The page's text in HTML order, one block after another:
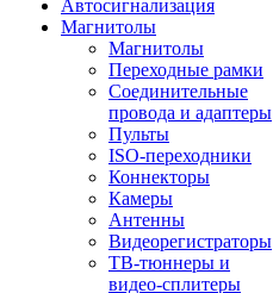
Автосигнализация
Магнитолы
Магнитолы
Переходные рамки
Соединительные
провода и адаптеры
Пульты
ISO-переходники
Коннекторы
Камеры
Антенны
Видеорегистраторы
ТВ-тюннеры и
видео-сплитеры